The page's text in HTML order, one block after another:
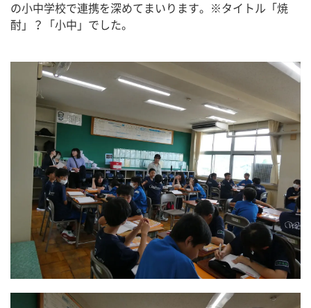
の小中学校で連携を深めてまいります。※タイトル「焼
酎」？「小中」でした。